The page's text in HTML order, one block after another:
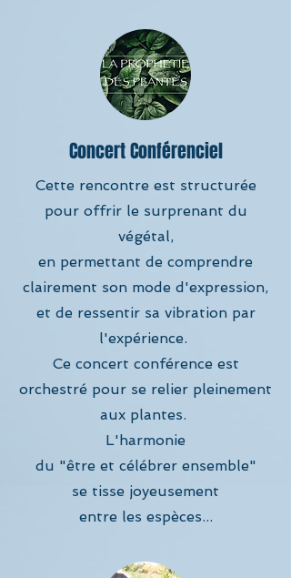
Concert Conférenciel
Cette rencontre est structurée
pour offrir le surprenant du
végétal,
en permettant de comprendre
clairement son mode d'expression,
et de ressentir sa vibration par
l'expérience.
Ce concert conférence est
orchestré pour se relier pleinement
aux plantes.
L'harmonie
du "être et célébrer ensemble"
se tisse joyeusement
entre les espèces...